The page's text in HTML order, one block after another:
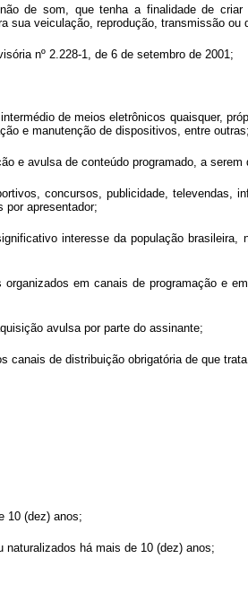
de som, que tenha a finalidade de criar
sua veiculação, reprodução, transmissão ou
nº 2.228-1, de 6 de setembro de 2001;
de meios eletrônicos quaisquer,
e manutenção de dispositivos, entre outras;
e avulsa de conteúdo programado, a
concursos, publicidade, televendas,
por apresentador;
interesse da população brasileira,
em canais de programação e
avulsa por parte do assinante;
canais de distribuição obrigatória de que
10 (dez) anos;
há mais de 10 (dez) anos;